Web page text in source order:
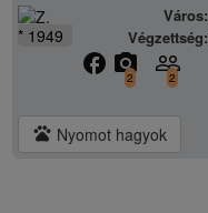
* 1949
Város:
Végzettség:
facebook camera_alt
2
people_outline
2
pets Nyomot hagyok